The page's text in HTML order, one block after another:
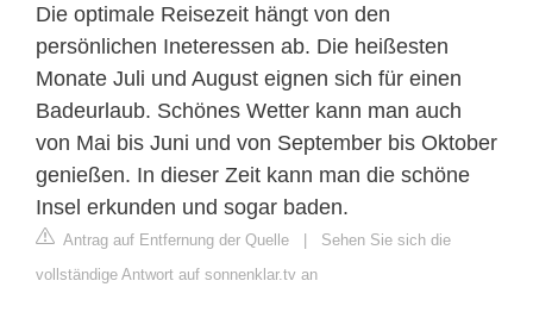
Die optimale Reisezeit hängt von den
persönlichen Ineteressen ab. Die heißesten
Monate Juli und August eignen sich für einen
Badeurlaub. Schönes Wetter kann man auch
von Mai bis Juni und von September bis Oktober
genießen. In dieser Zeit kann man die schöne
Insel erkunden und sogar baden.
Antrag auf Entfernung der Quelle | Sehen Sie sich die
vollständige Antwort auf sonnenklar.tv an